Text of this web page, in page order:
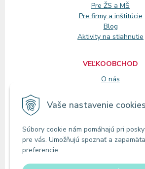
Vaše nastavenie cookies
Súbory cookie nám pomáhajú pri
pre vás. Umožňujú spoznať a
preferencie.
Pre ŽS a MŠ
Pre firmy a inštitúcie
Blog
Aktivity na stiahnutie
VEĽKOOBCHOD
O nás
Zákaznícke oddelenie
Predajne